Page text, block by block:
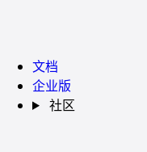
文档
企业版
社区